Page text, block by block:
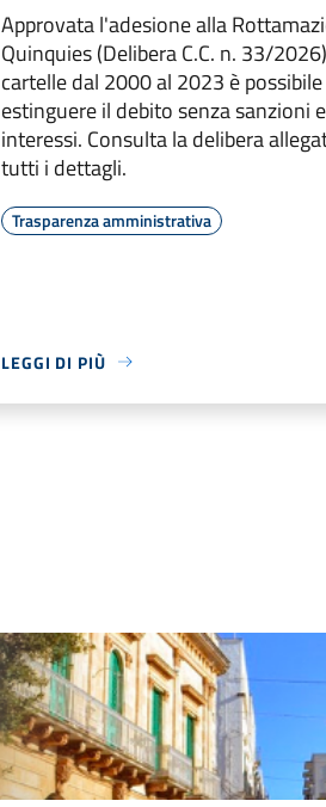
Approvata l'adesione alla
Quinquies (Delibera C.C. n. 33/
cartelle dal 2000 al 2023 è possibile
estinguere il debito senza sanzioni e
interessi. Consulta la delibera
tutti i dettagli.
Trasparenza amministrativa
LEGGI DI PIÙ